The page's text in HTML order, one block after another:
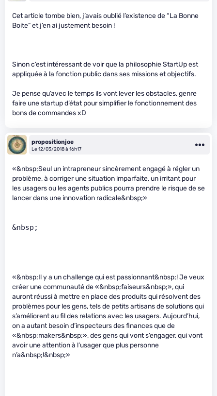
Cet article tombe bien, j’avais oublié l’existence de “La Bonne
Boite” et j’en ai justement besoin !
Sinon c’est intéressant de voir que la philosophie StartUp est
appliquée à la fonction public dans ses missions et objectifs.
Je pense qu’avec le temps ils vont lever les obstacles, genre
faire une startup d’état pour simplifier le fonctionnement des
bons de commandes xD
propositionjoe
Le 12/03/2018 à 16h17
«&nbsp;Seul un intrapreneur sincèrement engagé à régler un
problème, à corriger une situation imparfaite, un irritant pour
les usagers ou les agents publics pourra prendre le risque de se
lancer dans une innovation radicale&nbsp;»
&nbsp;
«&nbsp;Il y a un challenge qui est passionnant&nbsp;! Je veux
créer une communauté de «&nbsp;faiseurs&nbsp;», qui
auront réussi à mettre en place des produits qui résolvent des
problèmes pour les gens, tels de petits artisans de solutions qui
s’améliorent au fil des relations avec les usagers. Aujourd’hui,
on a autant besoin d’inspecteurs des finances que de
«&nbsp;makers&nbsp;», des gens qui vont s’engager, qui vont
avoir une attention à l’usager que plus personne
n’a&nbsp;!&nbsp;»